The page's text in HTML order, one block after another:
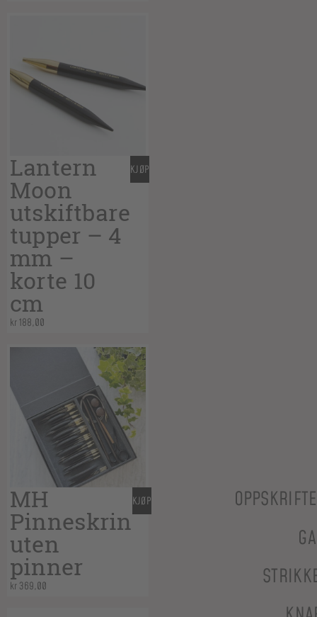
Lantern
Moon
utskiftbare
tupper – 4
mm –
korte 10
cm
kr188,00
KJØP
MH
Pinneskrin
uten
pinner
kr369,00
KJØP